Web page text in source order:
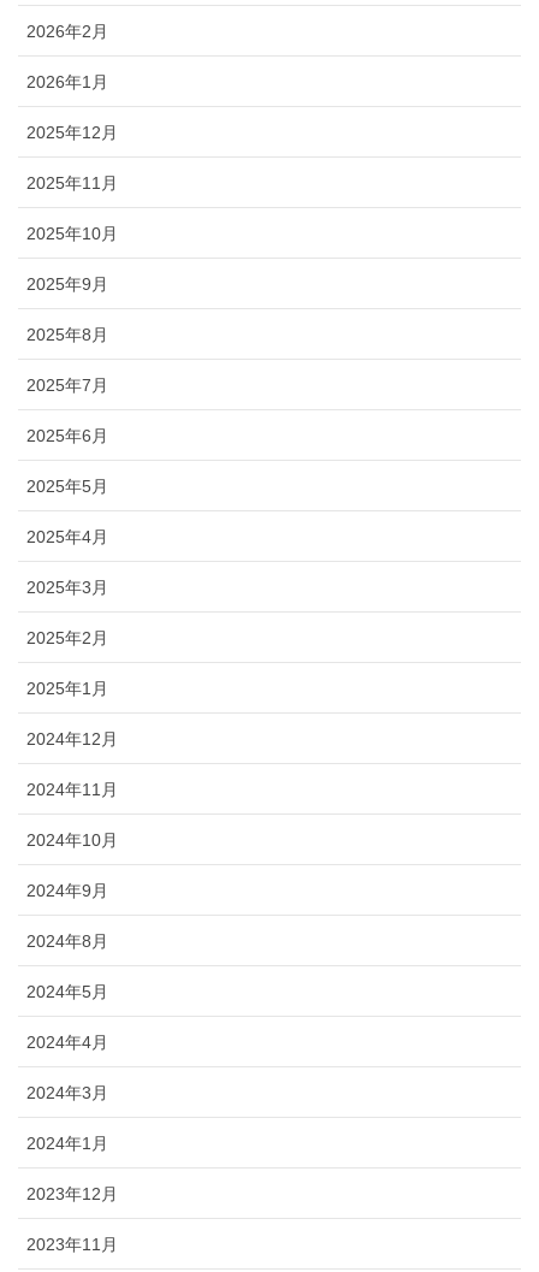
2026年2月
2026年1月
2025年12月
2025年11月
2025年10月
2025年9月
2025年8月
2025年7月
2025年6月
2025年5月
2025年4月
2025年3月
2025年2月
2025年1月
2024年12月
2024年11月
2024年10月
2024年9月
2024年8月
2024年5月
2024年4月
2024年3月
2024年1月
2023年12月
2023年11月